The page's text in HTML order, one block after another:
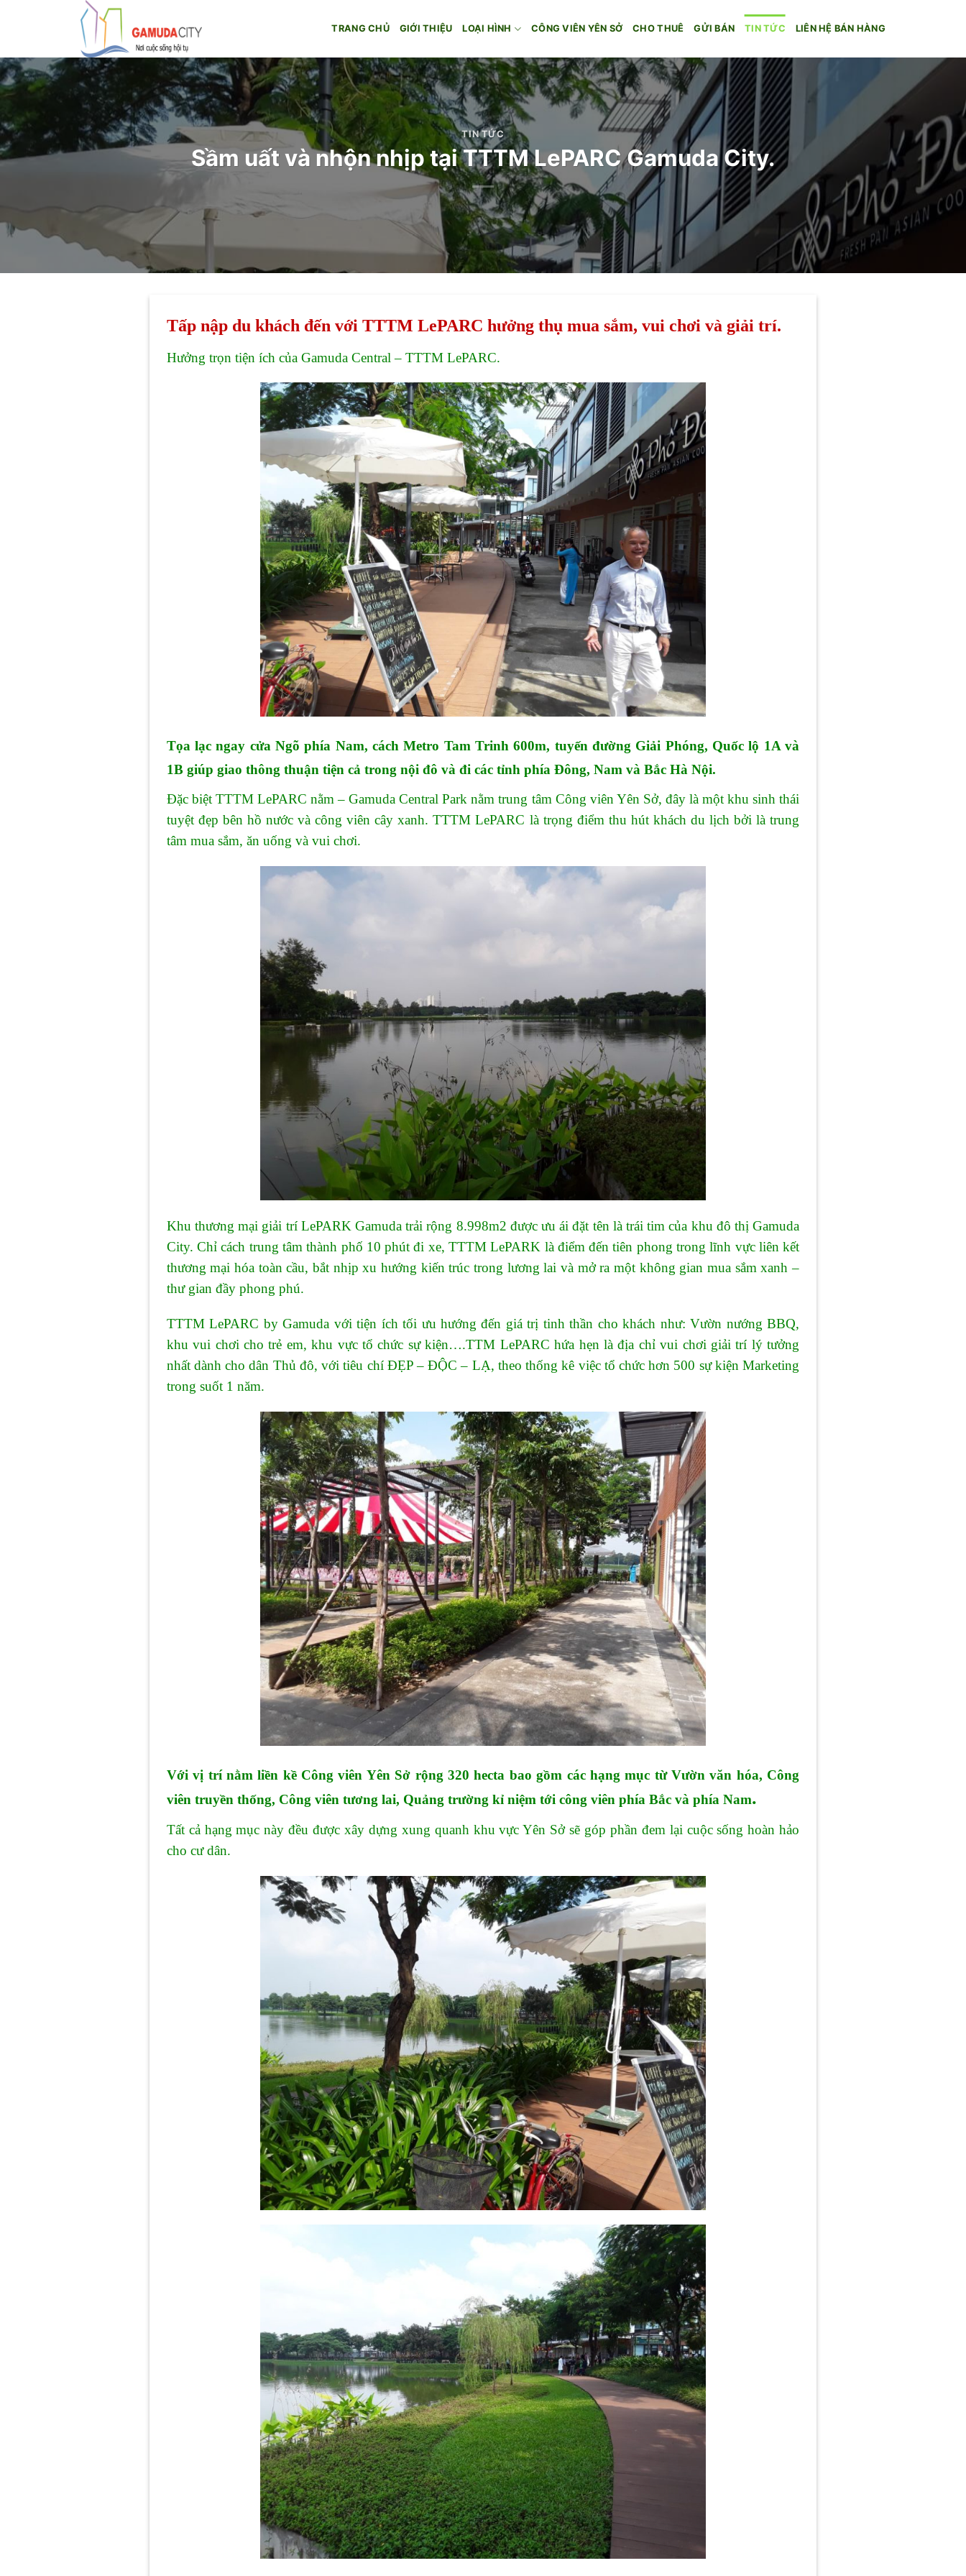
dung
TRANG CHỦ GIỚI THIỆU LOẠI HÌNH CÔNG VIÊN YÊN SỞ CHO THUÊ GỬI BÁN TIN TỨC LIÊN HỆ BÁN HÀNG
TIN TỨC
Sầm uất và nhộn nhịp tại TTTM LePARC Gamuda City.
Tấp nập du khách đến với TTTM LePARC hưởng thụ mua sắm, vui chơi và giải trí.
Hưởng trọn tiện ích của Gamuda Central – TTTM LePARC.
Tọa lạc ngay cửa Ngõ phía Nam, cách Metro Tam Trinh 600m, tuyến đường Giải Phóng, Quốc lộ 1A và
1B giúp giao thông thuận tiện cả trong nội đô và đi các tỉnh phía Đông, Nam và Bắc Hà Nội.
Đặc biệt TTTM LePARC nằm – Gamuda Central Park nằm trung tâm Công viên Yên Sở, đây là một khu sinh thái
tuyệt đẹp bên hồ nước và công viên cây xanh. TTTM LePARC là trọng điểm thu hút khách du lịch bởi là trung
tâm mua sắm, ăn uống và vui chơi.
Khu thương mại giải trí LePARK Gamuda trải rộng 8.998m2 được ưu ái đặt tên là trái tim của khu đô thị Gamuda
City. Chỉ cách trung tâm thành phố 10 phút đi xe, TTTM LePARK là điểm đến tiên phong trong lĩnh vực liên kết
thương mại hóa toàn cầu, bắt nhịp xu hướng kiến trúc trong lương lai và mở ra một không gian mua sắm xanh –
thư gian đầy phong phú.
TTTM LePARC by Gamuda với tiện ích tối ưu hướng đến giá trị tinh thần cho khách như: Vườn nướng BBQ,
khu vui chơi cho trẻ em, khu vực tổ chức sự kiện….TTM LePARC hứa hẹn là địa chỉ vui chơi giải trí lý tưởng
nhất dành cho dân Thủ đô, với tiêu chí ĐẸP – ĐỘC – LẠ, theo thống kê việc tổ chức hơn 500 sự kiện Marketing
trong suốt 1 năm.
Với vị trí nằm liền kề Công viên Yên Sở rộng 320 hecta bao gồm các hạng mục từ Vườn văn hóa, Công
viên truyền thống, Công viên tương lai, Quảng trường kỉ niệm tới công viên phía Bắc và phía Nam.
Tất cả hạng mục này đều được xây dựng xung quanh khu vực Yên Sở sẽ góp phần đem lại cuộc sống hoàn hảo
cho cư dân.